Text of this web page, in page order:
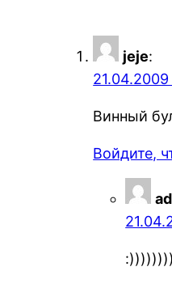
jeje:
21.04.2009
Винный
Войдите,
:))))))))